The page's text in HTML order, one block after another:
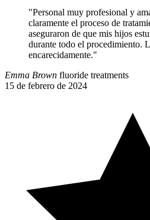
"Personal muy profesional y
claramente el proceso de
aseguraron de que mis hijos
durante todo el procedimiento.
encarecidamente."
Emma Brown fluoride treatments
15 de febrero de 2024